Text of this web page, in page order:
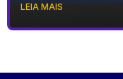
LEIA MAIS